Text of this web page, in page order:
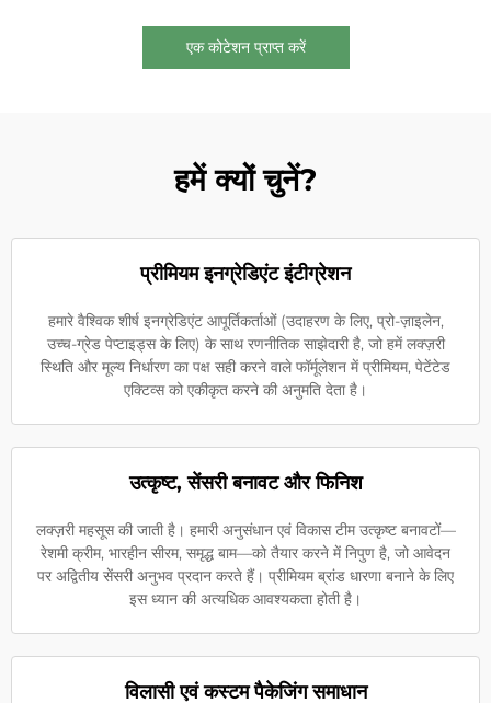
एक कोटेशन प्राप्त करें
हमें क्यों चुनें?
प्रीमियम इनग्रेडिएंट इंटीग्रेशन
हमारे वैश्विक शीर्ष इनग्रेडिएंट आपूर्तिकर्ताओं (उदाहरण के लिए, प्रो-ज़ाइलेन,
उच्च-ग्रेड पेप्टाइड्स के लिए) के साथ रणनीतिक साझेदारी है, जो हमें लक्ज़री
स्थिति और मूल्य निर्धारण का पक्ष सही करने वाले फॉर्मूलेशन में प्रीमियम, पेटेंटेड
एक्टिव्स को एकीकृत करने की अनुमति देता है।
उत्कृष्ट, सेंसरी बनावट और फिनिश
लक्ज़री महसूस की जाती है। हमारी अनुसंधान एवं विकास टीम उत्कृष्ट बनावटों—
रेशमी क्रीम, भारहीन सीरम, समृद्ध बाम—को तैयार करने में निपुण है, जो आवेदन
पर अद्वितीय सेंसरी अनुभव प्रदान करते हैं। प्रीमियम ब्रांड धारणा बनाने के लिए
इस ध्यान की अत्यधिक आवश्यकता होती है।
विलासी एवं कस्टम पैकेजिंग समाधान